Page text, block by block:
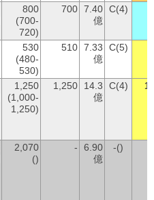
800
(700-
720)
700 7.40
億
C(4)
530
(480-
530)
510 7.33
億
C(5)
1,250
(1,000-
1,250)
1,250
14.3
億
C(4)
2,070
()
-
6.90
億
-()